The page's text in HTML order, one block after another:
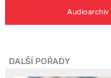
DALŠÍ POŘADY